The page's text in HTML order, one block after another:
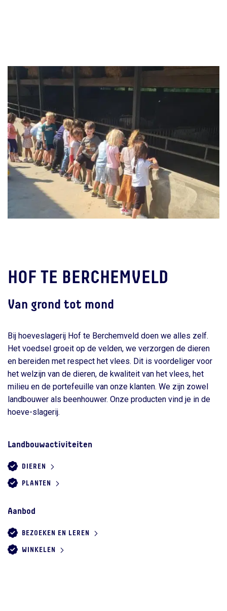
HOF TE BERCHEMVELD
Van grond tot mond
Bij hoeveslagerij Hof te Berchemveld doen we alles zelf.
Het voedsel groeit op de velden, we verzorgen de dieren
en bereiden met respect het vlees. Dit is voordeliger voor
het welzijn van de dieren, de kwaliteit van het vlees, het
milieu en de portefeuille van onze klanten. We zijn zowel
landbouwer als beenhouwer. Onze producten vind je in de
hoeve-slagerij.
Landbouwactiviteiten
DIEREN
PLANTEN
Aanbod
BEZOEKEN EN LEREN
WINKELEN